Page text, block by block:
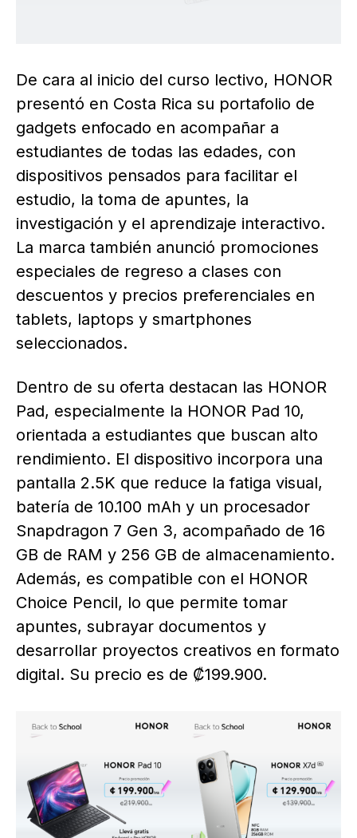
De cara al inicio del curso lectivo, HONOR
presentó en Costa Rica su portafolio de
gadgets enfocado en acompañar a
estudiantes de todas las edades, con
dispositivos pensados para facilitar el
estudio, la toma de apuntes, la
investigación y el aprendizaje interactivo.
La marca también anunció promociones
especiales de regreso a clases con
descuentos y precios preferenciales en
tablets, laptops y smartphones
seleccionados.
Dentro de su oferta destacan las HONOR
Pad, especialmente la HONOR Pad 10,
orientada a estudiantes que buscan alto
rendimiento. El dispositivo incorpora una
pantalla 2.5K que reduce la fatiga visual,
batería de 10.100 mAh y un procesador
Snapdragon 7 Gen 3, acompañado de 16
GB de RAM y 256 GB de almacenamiento.
Además, es compatible con el HONOR
Choice Pencil, lo que permite tomar
apuntes, subrayar documentos y
desarrollar proyectos creativos en formato
digital. Su precio es de ₡199.900.